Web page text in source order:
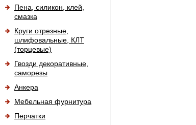
Пена, силикон, клей,
смазка
Круги отрезные,
шлифовальные, КЛТ
(торцевые)
Гвозди декоративные,
саморезы
Анкера
Мебельная фурнитура
Перчатки